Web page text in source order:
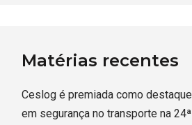
Matérias recentes
Ceslog é premiada como destaque
em segurança no transporte na 24ª